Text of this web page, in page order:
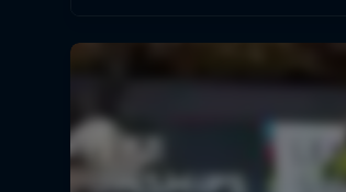
la victoria del título general.